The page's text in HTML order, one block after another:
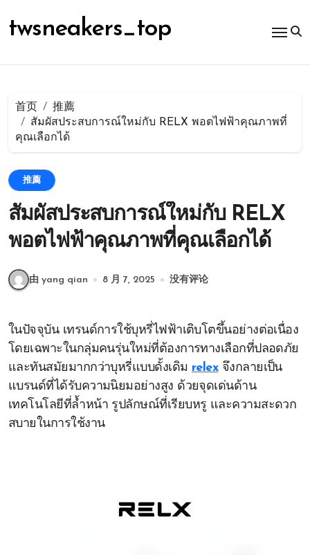
容
twsneakers_top
首页
推薦
สัมผัสประสบการณ์ใหม่กับ RELX พอตไฟฟ้าคุณภาพที่
คุณเลือกได้
推薦
สัมผัสประสบการณ์ใหม่กับ RELX
พอตไฟฟ้าคุณภาพที่คุณเลือกได้
由 yang qian 8 月 7, 2025 没有评论
ในปัจจุบัน เทรนด์การใช้บุหรี่ไฟฟ้าเติบโตขึ้นอย่างต่อเนื่อง
โดยเฉพาะในกลุ่มคนรุ่นใหม่ที่ต้องการทางเลือกที่ปลอดภัย
และทันสมัยมากกว่าบุหรี่แบบดั้งเดิม relexจึงกลายเป็น
แบรนด์ที่ได้รับความนิยมอย่างสูง ด้วยจุดเด่นด้าน
เทคโนโลยีที่ล้ำหน้า รูปลักษณ์ที่เรียบหรู และความสะดวก
สบายในการใช้งาน